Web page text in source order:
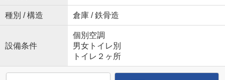
種別 / 構造 倉庫 / 鉄骨造
設備条件
個別空調
男女トイレ別
トイレ２ヶ所